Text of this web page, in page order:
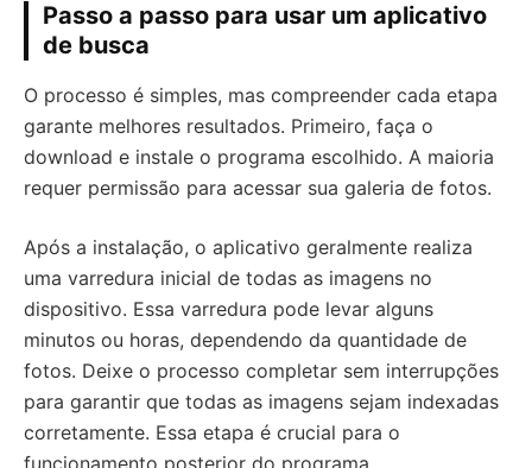
Passo a passo para usar um aplicativo
de busca
O processo é simples, mas compreender cada etapa
garante melhores resultados. Primeiro, faça o
download e instale o programa escolhido. A maioria
requer permissão para acessar sua galeria de fotos.
Após a instalação, o aplicativo geralmente realiza
uma varredura inicial de todas as imagens no
dispositivo. Essa varredura pode levar alguns
minutos ou horas, dependendo da quantidade de
fotos. Deixe o processo completar sem interrupções
para garantir que todas as imagens sejam indexadas
corretamente. Essa etapa é crucial para o